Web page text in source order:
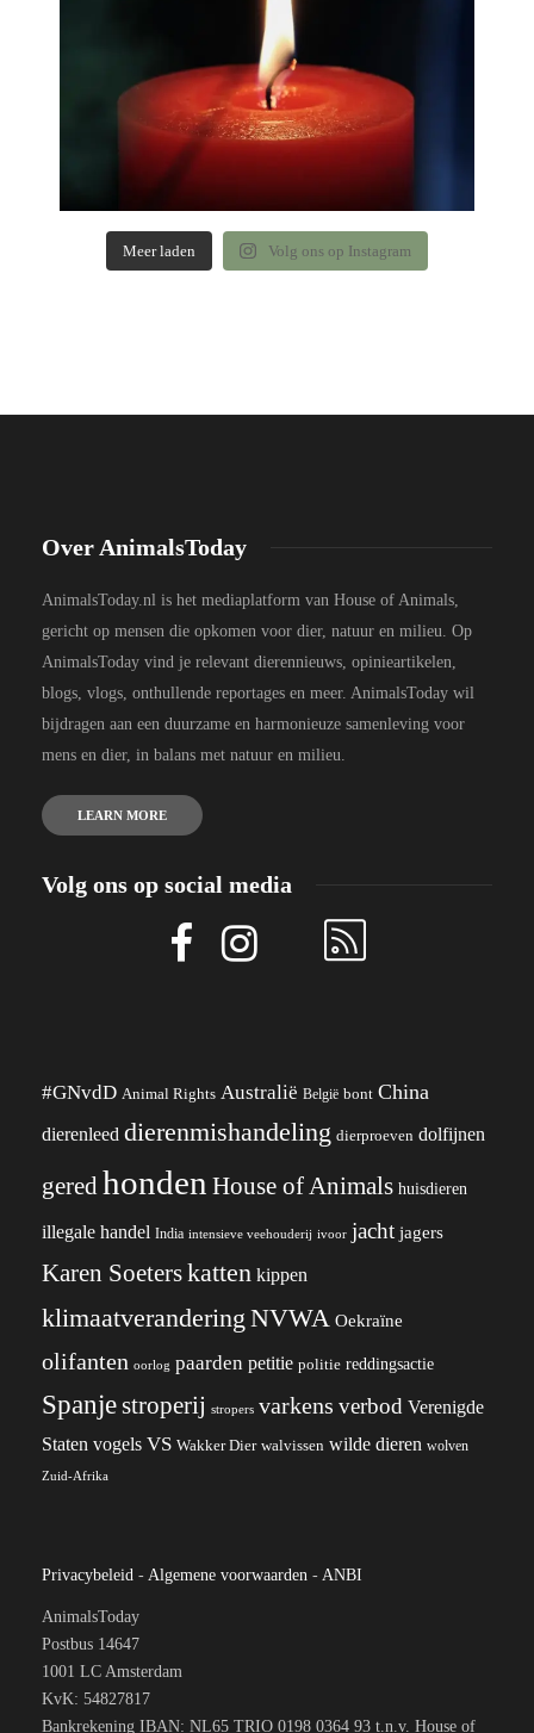
Meer laden Volg ons op Instagram
Over AnimalsToday
AnimalsToday.nl is het mediaplatform van House of Animals,
gericht op mensen die opkomen voor dier, natuur en milieu. Op
AnimalsToday vind je relevant dierennieuws, opinieartikelen,
blogs, vlogs, onthullende reportages en meer. AnimalsToday wil
bijdragen aan een duurzame en harmonieuze samenleving voor
mens en dier, in balans met natuur en milieu.
LEARN MORE
Volg ons op social media
#GNvdD Animal Rights Australië België bont China
dierenleed dierenmishandeling dierproeven dolfijnen
geredhonden House of Animals huisdieren
illegale handel India intensieve veehouderij ivoor jacht jagers
Karen Soeterskatten kippen
klimaatverandering NVWA Oekraïne
olifanten oorlog paarden petitie politie reddingsactie
Spanjestroperij stropers varkens verbod Verenigde
Staten vogels VS Wakker Dier walvissen wilde dieren wolven
Zuid-Afrika
Privacybeleid - Algemene voorwaarden - ANBI
AnimalsToday
Postbus 14647
1001 LC Amsterdam
KvK: 54827817
Bankrekening IBAN: NL65 TRIO 0198 0364 93 t.n.v. House of